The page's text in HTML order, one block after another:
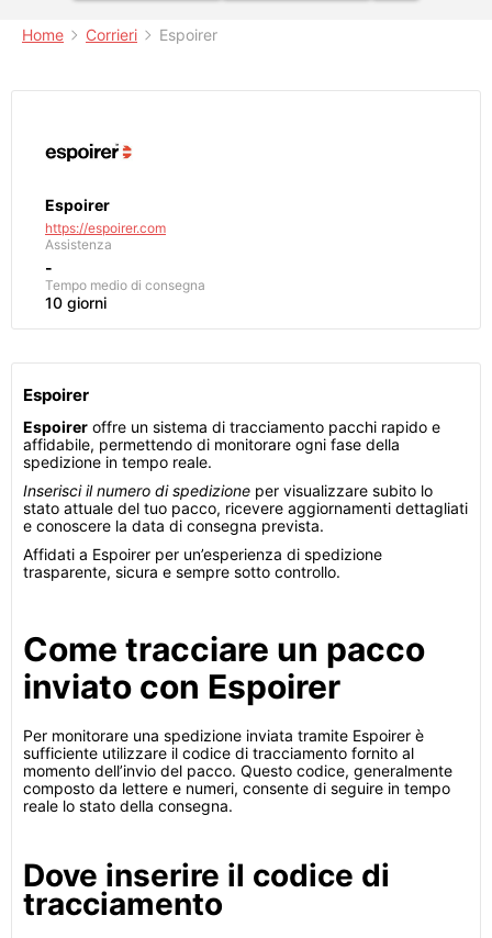
Home Corrieri Espoirer
Espoirer
https://espoirer.com
Assistenza
-
Tempo medio di consegna
10 giorni
Espoirer
Espoirer offre un sistema di tracciamento pacchi rapido e
affidabile, permettendo di monitorare ogni fase della
spedizione in tempo reale.
Inserisci il numero di spedizione per visualizzare subito lo
stato attuale del tuo pacco, ricevere aggiornamenti dettagliati
e conoscere la data di consegna prevista.
Affidati a Espoirer per un’esperienza di spedizione
trasparente, sicura e sempre sotto controllo.
Come tracciare un pacco
inviato con Espoirer
Per monitorare una spedizione inviata tramite Espoirer è
sufficiente utilizzare il codice di tracciamento fornito al
momento dell’invio del pacco. Questo codice, generalmente
composto da lettere e numeri, consente di seguire in tempo
reale lo stato della consegna.
Dove inserire il codice di
tracciamento